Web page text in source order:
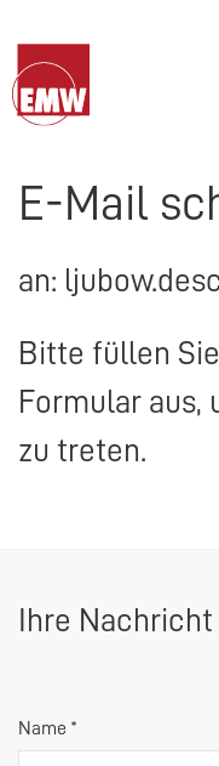
E-Mail
an:
Bitte füllen
Formular aus,
zu treten.
Ihre Nachricht
Name *